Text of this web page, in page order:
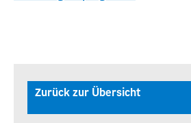
Zurück zur Übersicht